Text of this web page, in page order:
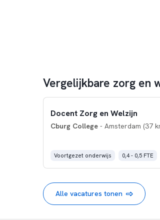
Vergelijkbare zorg en
Docent Zorg en Welzijn
Cburg College- Amsterdam (37
Voortgezet onderwijs 0,4 - 0,5 FTE
Alle vacatures tonen